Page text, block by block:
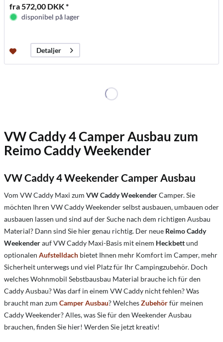
fra 572,00 DKK *
disponibel på lager
Detaljer
VW Caddy 4 Camper Ausbau zum
Reimo Caddy Weekender
VW Caddy 4 Weekender Camper Ausbau
Vom VW Caddy Maxi zum VW Caddy WeekenderCamper. Sie
möchten Ihren VW Caddy Weekender selbst ausbauen, umbauen oder
ausbauen lassen und sind auf der Suche nach dem richtigen Ausbau
Material? Dann sind Sie hier genau richtig. Der neue Reimo Caddy
Weekenderauf VW Caddy Maxi-Basis mit einem Heckbettund
optionalen Aufstelldach bietet Ihnen mehr Komfort im Camper, mehr
Sicherheit unterwegs und viel Platz für Ihr Campingzubehör. Doch
welches Wohnmobil Sebstbausbau Material brauche ich für den
Caddy Ausbau? Was darf in einem VW Caddy nicht fehlen? Was
braucht man zum Camper Ausbau? WelchesZubehörfür meinen
Caddy Weekender? Alles, was Sie für den Weekender Ausbau
brauchen, finden Sie hier! Werden Sie jetzt kreativ!